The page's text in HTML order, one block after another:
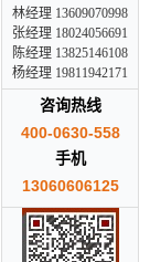
林经理 13609070998
张经理 18024056691
陈经理 13825146108
杨经理 19811942171
咨询热线
400-0630-558
手机
13060606125